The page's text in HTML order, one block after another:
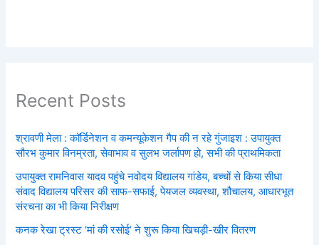
Recent Posts
श्रावणी मेला : कॉर्डिनेशन व कमन्यूकेशन गैप की न रहे गुंजाइश : उपायुक्त
सौरभ कुमार विनम्रता, सेवाभाव व सुलभ जर्लापण हो, सभी की प्राथमिकता
उपायुक्त रामनिवास यादव पहुंचे नवोदय विद्यालय गांडेय, बच्चों से किया सीधा
संवाद विद्यालय परिसर की साफ-सफाई, पेयजल व्यवस्था, शौचालय, आधारभूत
संरचना का भी किया निरीक्षण
कनक रेखा ट्रस्ट ‘मां की रसोई’ ने शुरू किया खिचड़ी-खीर वितरण